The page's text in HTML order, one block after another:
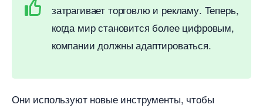
затрагивает торговлю и рекламу. Теперь,
когда мир становится более цифровым,
компании должны адаптироваться.
Они используют новые инструменты, чтобы